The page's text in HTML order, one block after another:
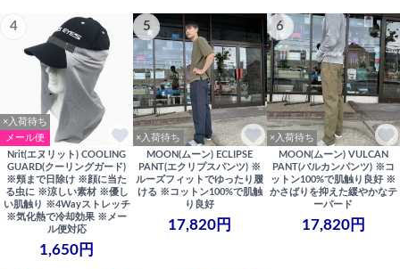
4
×入荷待ち
メール便
Nrit(エヌリット) COOLING
GUARD(クーリングガード)
※頬まで日除け ※顔に当た
る虫に ※涼しい素材 ※優し
い肌触り ※4Wayストレッチ
※気化熱で冷却効果 ※メー
ル便対応
1,650円
5
×入荷待ち
MOON(ムーン) ECLIPSE
PANT(エクリプスパンツ) ※
ルーズフィットでゆったり履
ける ※コットン100%で肌触
り良好
17,820円
6
×入荷待ち
MOON(ムーン) VULCAN
PANT(バルカンパンツ) ※コ
ットン100%で肌触り良好 ※
かさばりを抑えた緩やかなテ
ーパード
17,820円